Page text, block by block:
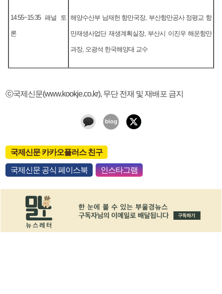
14:55~15:35 패널 토
론
해양수산부 남재헌 항만국장, 부산항만공사 정평교 항
만재생사업단 재생계획실장, 부산시 이진우 해운항만
과장, 오광석 한국해양대 교수
ⓒ국제신문(www.kookje.co.kr), 무단 전재 및 재배포 금지
국제신문 카카오플러스 친구
국제신문 공식 페이스북 인스타그램